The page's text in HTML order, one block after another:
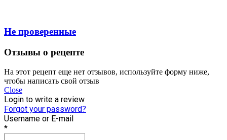
Не проверенные
Отзывы о рецепте
На этот рецепт еще нет отзывов, используйте форму ниже,
чтобы написать свой отзыв
Close
Login to write a review
Forgot your password?
Username or E-mail
*